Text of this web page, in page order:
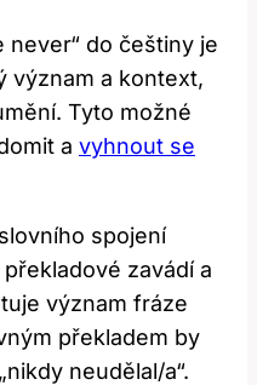
never“ do češtiny je
význam a kontext,
Tyto možné
a vyhnout se
spojení
zavádí a
význam fráze
překladem by
neudělal/a“.